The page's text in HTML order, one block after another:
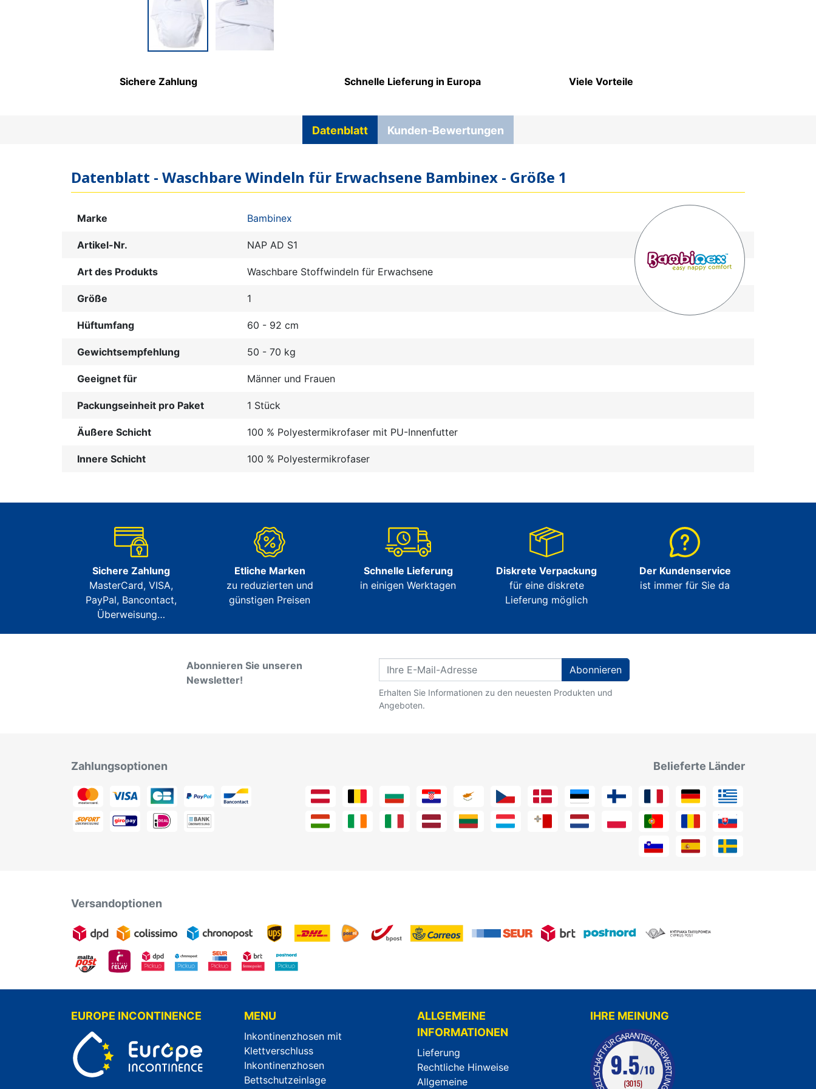
PFLEGEPRODUKTE FÜR
Sichere Zahlung Schnelle Lieferung in Europa Viele Vorteile
Datenblatt Kunden-Bewertungen
Datenblatt - Waschbare Windeln für Erwachsene Bambinex - Größe 1
Marke Bambinex
Artikel-Nr. NAP AD S1
Art des Produkts Waschbare Stoffwindeln für Erwachsene
Größe 1
Hüftumfang 60 - 92 cm
Gewichtsempfehlung 50 - 70 kg
Geeignet für Männer und Frauen
Packungseinheit pro Paket 1 Stück
Äußere Schicht 100 % Polyestermikrofaser mit PU-Innenfutter
Innere Schicht 100 % Polyestermikrofaser
Sichere Zahlung
MasterCard, VISA,
PayPal, Bancontact,
Überweisung…
Etliche Marken
zu reduzierten und
günstigen Preisen
Schnelle Lieferung
in einigen Werktagen
Diskrete Verpackung
für eine diskrete
Lieferung möglich
Der Kundenservice
ist immer für Sie da
Abonnieren Sie unseren
Newsletter!
Abonnieren
Erhalten Sie Informationen zu den neuesten Produkten und
Angeboten.
Zahlungsoptionen Belieferte Länder
Versandoptionen
EUROPE INCONTINENCE MENU
Inkontinenzhosen mit
Klettverschluss
Inkontinenzhosen
Bettschutzeinlage
ALLGEMEINE
INFORMATIONEN
Lieferung
Rechtliche Hinweise
Allgemeine
IHRE MEINUNG